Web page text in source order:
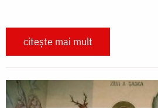
citește mai mult